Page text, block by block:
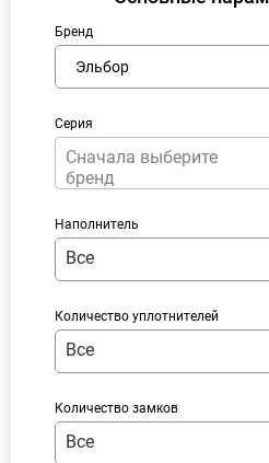
Бренд
Эльбор
Серия
Сначала выберите
бренд
Наполнитель
Все
Количество уплотнителей
Все
Количество замков
Все